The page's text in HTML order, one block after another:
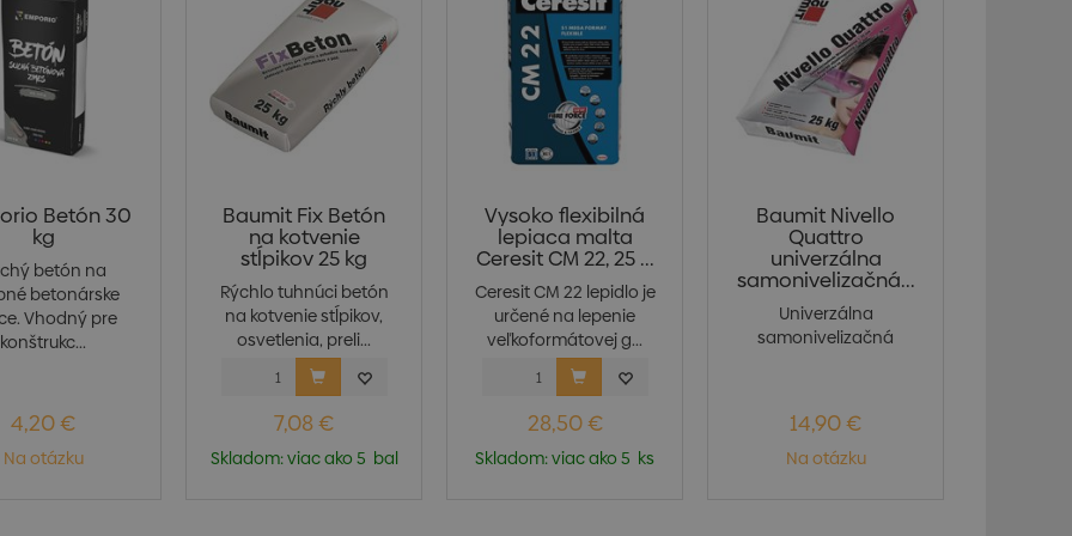
Betón 30
kg
betón na
betonárske
Vhodný pre
konštrukc...
4,20 €
Na otázku
Baumit Fix Betón
na kotvenie
stĺpikov 25 kg
Rýchlo tuhnúci betón
na kotvenie stĺpikov,
osvetlenia, preli...
7,08 €
Skladom: viac ako 5 bal
Vysoko flexibilná
lepiaca malta
Ceresit CM 22, 25 ...
Ceresit CM 22 lepidlo je
určené na lepenie
veľkoformátovej g...
28,50 €
Skladom: viac ako 5 ks
Baumit Nivello
Quattro
univerzálna
samonivelizačná...
Univerzálna
samonivelizačná
14,90 €
Na otázku